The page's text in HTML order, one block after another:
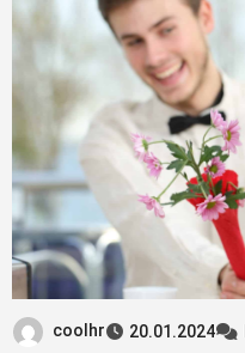
coolhr 20.01.2024